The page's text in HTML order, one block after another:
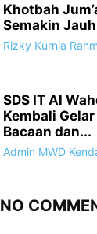
Khotbah
Semakin
Rizky Kurnia
SDS IT Al
Kembali
Bacaan dan...
Admin MWD
NO